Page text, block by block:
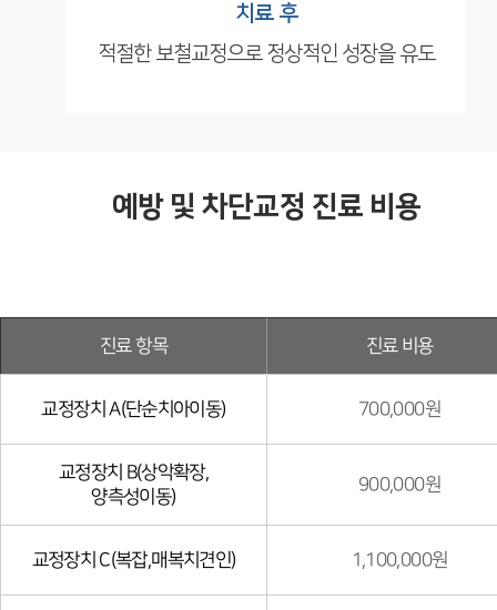
치료 후
적절한 보철교정으로정상적인 성장을 유도
예방 및 차단교정 진료 비용
진료 항목 진료 비용
교정장치 A(단순치아이동) 700,000원
교정장치 B(상악확장,
양측성이동)
900,000원
교정장치 C(복잡,매복치견인) 1,100,000원